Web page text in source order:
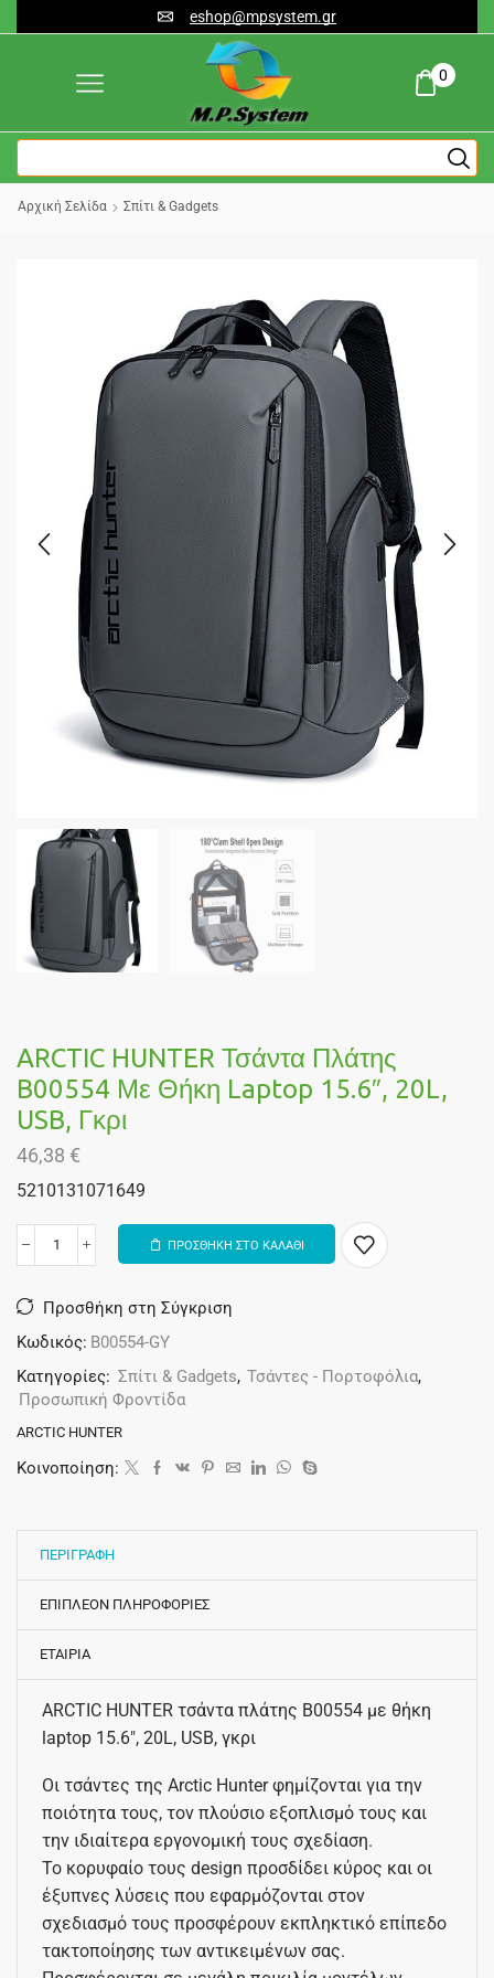
eshop@mpsystem.gr
0
Αρχική Σελίδα Σπίτι & Gadgets
ARCTIC HUNTER Τσάντα Πλάτης
B00554 Με Θήκη Laptop 15.6″, 20L,
USB, Γκρι
46,38 €
5210131071649
ΠΡΟΣΘΗΚΗ ΣΤΟ ΚΑΛΑΘΙ
Προσθήκη στη Σύγκριση
Κωδικός: B00554-GY
Κατηγορίες: Σπίτι & Gadgets, Τσάντες - Πορτοφόλια,
Προσωπική Φροντίδα
ARCTIC HUNTER
Κοινοποίηση:
ΠΕΡΙΓΡΑΦΗ
ΕΠΙΠΛΕΟΝ ΠΛΗΡΟΦΟΡΙΕΣ
ΕΤΑΙΡΙΑ
ARCTIC HUNTER τσάντα πλάτης B00554 με θήκη
laptop 15.6″, 20L, USB, γκρι
Οι τσάντες της Arctic Hunter φημίζονται για την
ποιότητα τους, τον πλούσιο εξοπλισμό τους και
την ιδιαίτερα εργονομική τους σχεδίαση.
Το κορυφαίο τους design προσδίδει κύρος και οι
έξυπνες λύσεις που εφαρμόζονται στον
σχεδιασμό τους προσφέρουν εκπληκτικό επίπεδο
τακτοποίησης των αντικειμένων σας.